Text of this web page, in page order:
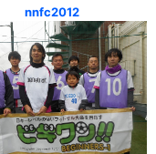
nnfc2012